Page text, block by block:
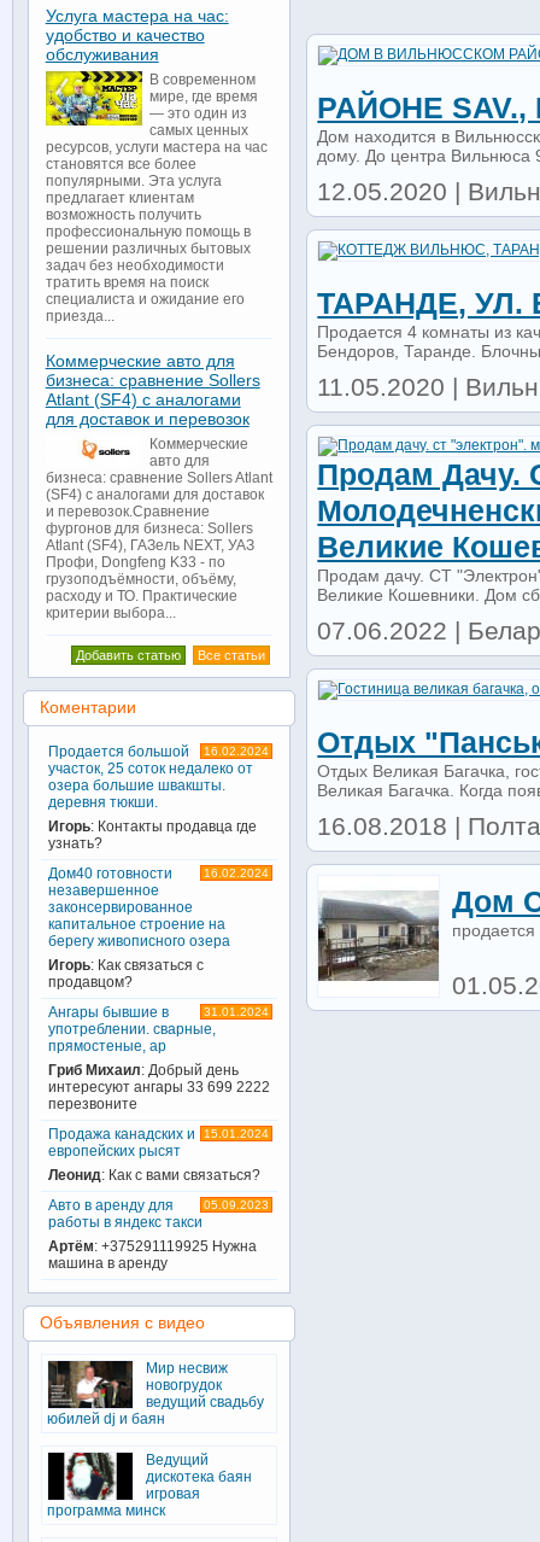
РАЙОНЕ SAV.,
Дом находится в
дому. До центра Вильнюса
12.05.2020 |
ТАРАНДЕ,
Продается 4 комнаты из
Бендоров, Таранде.
11.05.2020 |
Продам Дачу.
Великие
Продам дачу. СТ
Великие Кошевники. Дом
07.06.2022 |
Отдых
Отдых Великая Багачка,
Великая Багачка. Когда
16.08.2018 |
Дом
Услуга мастера на час:
удобство и качество
обслуживания
В современном
мире, где время
— это один из
самых ценных
ресурсов, услуги мастера на час
становятся все более
популярными. Эта услуга
предлагает клиентам
возможность получить
профессиональную помощь в
решении различных бытовых
задач без необходимости
тратить время на поиск
специалиста и ожидание его
приезда...
Коммерческие авто для
бизнеса: сравнение Sollers
Atlant (SF4) с аналогами
для доставок и перевозок
Коммерческие
авто для
бизнеса: сравнение Sollers Atlant
(SF4) с аналогами для доставок
и перевозок.Сравнение
фургонов для бизнеса: Sollers
Atlant (SF4), ГАЗель NEXT, УАЗ
Профи, Dongfeng K33 - по
грузоподъёмности, объёму,
расходу и ТО. Практические
критерии выбора...
Все статьи
Добавить статью
Коментарии
16.02.2024
Продается большой
участок, 25 соток недалеко от
озера большие швакшты.
деревня тюкши.
Игорь: Контакты продавца где
узнать?
16.02.2024
Дом40 готовности
незавершенное
законсервированное
капитальное строение на
берегу живописного озера
Игорь: Как связаться с
продавцом?
31.01.2024
Ангары бывшие в
употреблении. сварные,
прямостеные, ар
Гриб Михаил: Добрый день
интересуют ангары 33 699 2222
перезвоните
15.01.2024
Продажа канадских и
европейских рысят
Леонид: Как с вами связаться?
05.09.2023
Авто в аренду для
работы в яндекс такси
Артём: +375291119925 Нужна
машина в аренду
Объявления с видео
Мир несвиж
новогрудок
ведущий свадьбу
юбилей dj и баян
Ведущий
дискотека баян
игровая
программа минск